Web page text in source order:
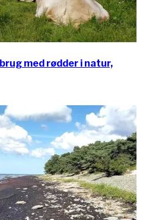
med rødder i natur,